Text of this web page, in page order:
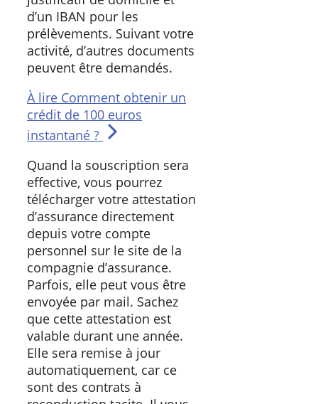
d’un IBAN pour les
prélèvements. Suivant votre
activité, d’autres documents
peuvent être demandés.
À lire Comment obtenir un
crédit de 100 euros
instantané ?
Quand la souscription sera
effective, vous pourrez
télécharger votre attestation
d’assurance directement
depuis votre compte
personnel sur le site de la
compagnie d’assurance.
Parfois, elle peut vous être
envoyée par mail. Sachez
que cette attestation est
valable durant une année.
Elle sera remise à jour
automatiquement, car ce
sont des contrats à